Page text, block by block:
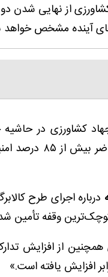
از نهایی شدن
آینده مشخص
کشاورزی در
داشت: «در
درباره اجرای طرح
وقفه تأمین
همچنین از افزایش
افزایش یافته است.»